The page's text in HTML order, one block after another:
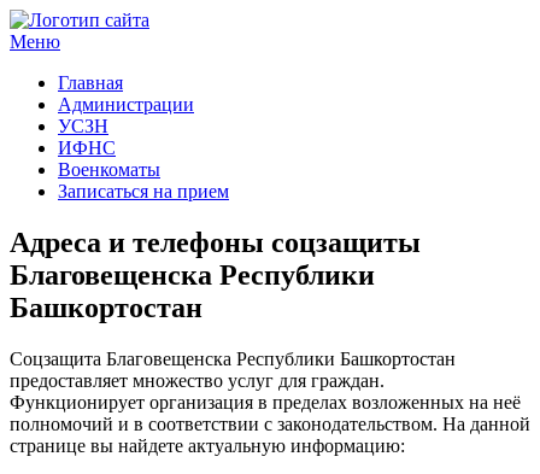
Меню
Главная
Администрации
УСЗН
ИФНС
Военкоматы
Записаться на прием
Адреса и телефоны соцзащиты
Благовещенска Республики
Башкортостан
Соцзащита Благовещенска Республики Башкортостан
предоставляет множество услуг для граждан.
Функционирует организация в пределах возложенных на неё
полномочий и в соответствии с законодательством. На данной
странице вы найдете актуальную информацию: